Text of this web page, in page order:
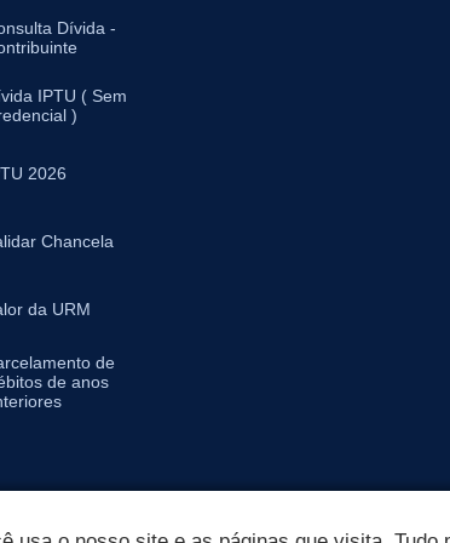
Dívida -
IPTU ( Sem
)
2026
Chancela
da URM
de
de anos